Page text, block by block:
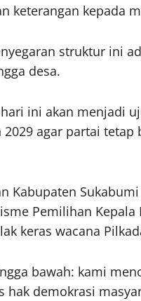
keterangan kepada
struktur ini
desa.
hari ini akan menjadi
agar partai tetap
Kabupaten
Pemilihan Kepala
keras wacana
bawah: kami
hak demokrasi